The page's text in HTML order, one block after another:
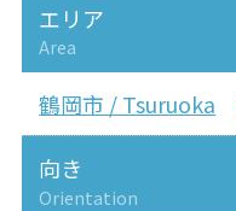
エリア
Area
鶴岡市 / Tsuruoka
向き
Orientation